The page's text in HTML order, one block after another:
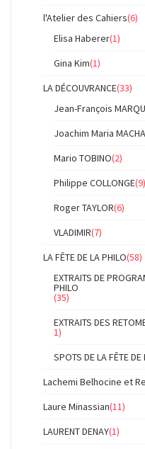
l'Atelier des Cahiers(6)
Elisa Haberer(1)
Gina Kim(1)
LA DÉCOUVRANCE(33)
Jean-François
Joachim Maria
Mario TOBINO(2)
Philippe COLLONGE(9)
Roger TAYLOR(6)
VLADIMIR(7)
LA FÊTE DE LA PHILO(58)
EXTRAITS DE
PHILO
(35)
EXTRAITS DES
1)
SPOTS DE LA FÊTE DE
Lachemi Belhocine et
Laure Minassian(11)
LAURENT DENAY(1)